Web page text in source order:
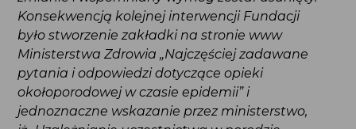
na stronie www Ministerstwa Zdrowia
„Najczęściej zadawane pytania i odpowiedzi
dotyczące opieki okołoporodowej w czasie
epidemii” i jednoznaczne wskazanie
przez ministerstwo, iż „Uzależnianie uczestnictwa
w porodzie rodzinnym od wyniku badania
na koronawirusa nie powinno mieć miejsca.”